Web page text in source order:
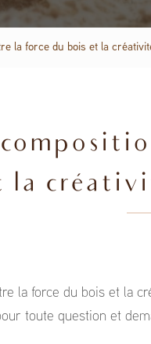
la force du bois et la
la
la force du bois et la
toute question et